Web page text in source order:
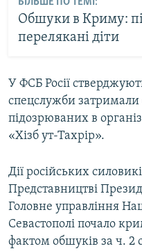
БІЛЬШЕ ПО ТЕМІ:
Обшуки в Криму:
перелякані діти
У ФСБ Росії
спецслужби
підозрюваних в
«Хізб ут-Тахрір».
Дії російських
Представництві
Головне управління
Севастополі почало
фактом обшуків за ч. 2